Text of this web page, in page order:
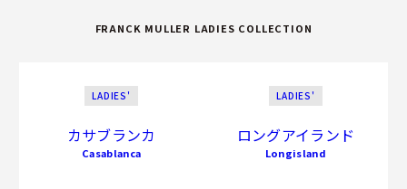
FRANCK MULLER LADIES COLLECTION
LADIES'
カサブランカ
Casablanca
LADIES'
ロングアイランド
Longisland